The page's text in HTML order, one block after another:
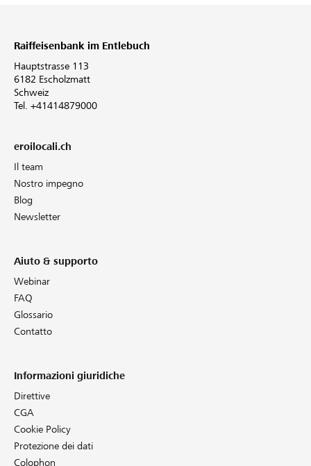
Raiffeisenbank im Entlebuch
Hauptstrasse 113
6182 Escholzmatt
Schweiz
Tel. +41414879000
eroilocali.ch
Il team
Nostro impegno
Blog
Newsletter
Aiuto & supporto
Webinar
FAQ
Glossario
Contatto
Informazioni giuridiche
Direttive
CGA
Cookie Policy
Protezione dei dati
Colophon